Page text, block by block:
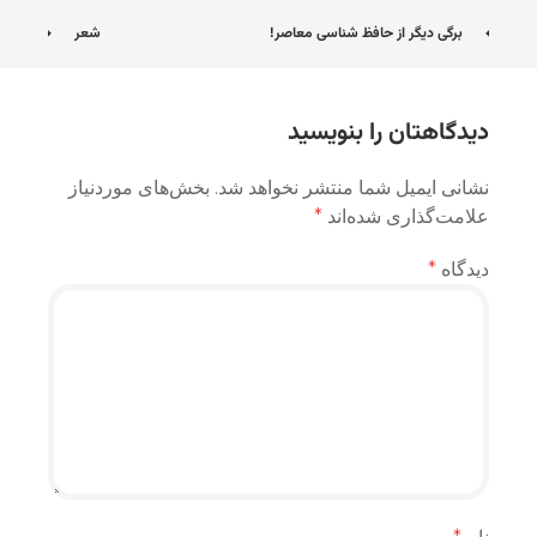
ناوبری
برگی دیگر از حافظ شناسی معاصر! شعر
دیدگاهتان را بنویسید
نشانی ایمیل شما منتشر نخواهد شد. بخش‌های موردنیاز
علامت‌گذاری شده‌اند *
دیدگاه *